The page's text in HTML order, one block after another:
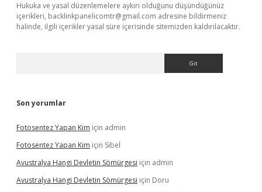
Hukuka ve yasal düzenlemelere aykırı olduğunu düşündüğünüz
içerikleri, backlinkpanelicomtr@gmail.com adresine bildirmeniz
halinde, ilgili içerikler yasal süre içerisinde sitemizden kaldırılacaktır.
Son yorumlar
Fotosentez Yapan Kim için admin
Fotosentez Yapan Kim için Sibel
Avustralya Hangi Devletin Sömürgesi için admin
Avustralya Hangi Devletin Sömürgesi için Doru